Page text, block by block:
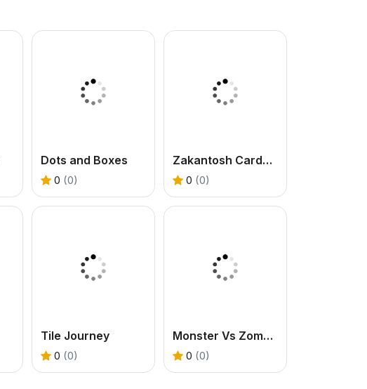
Dots and Boxes
0 (0)
Zakantosh Cardgame Lite
0 (0)
Tile Journey
0 (0)
Monster Vs Zombie
0 (0)